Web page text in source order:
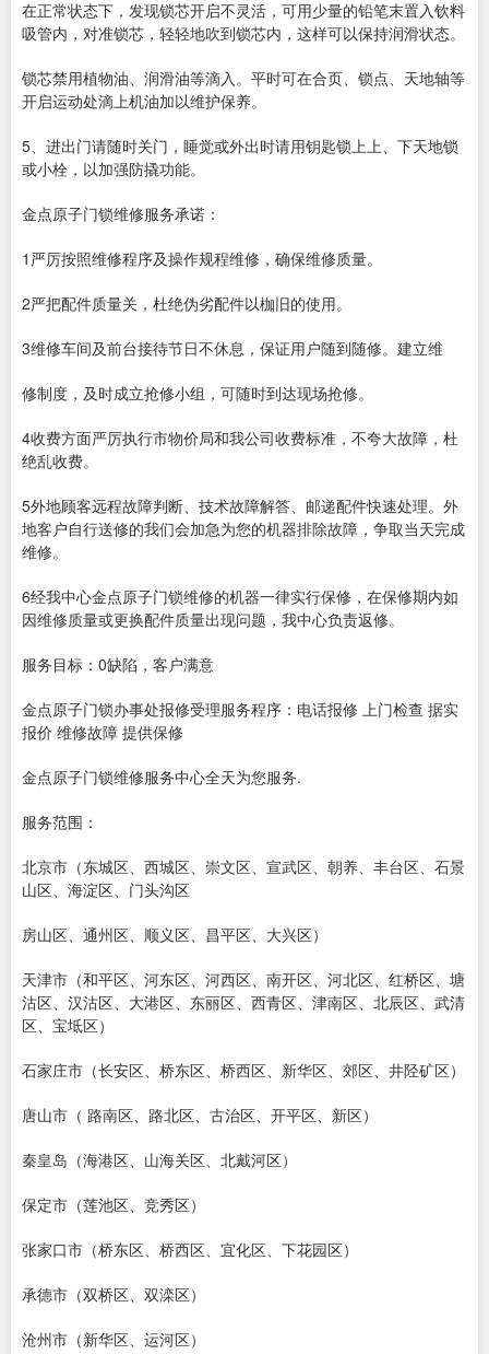
在正常状态下，发现锁芯开启不灵活，可用少量的铅笔末置入钦料
吸管内，对准锁芯，轻轻地吹到锁芯内，这样可以保持润滑状态。
锁芯禁用植物油、润滑油等滴入。平时可在合页、锁点、天地轴等
开启运动处滴上机油加以维护保养。
5、进出门请随时关门，睡觉或外出时请用钥匙锁上上、下天地锁
或小栓，以加强防撬功能。
金点原子门锁维修服务承诺：
1严厉按照维修程序及操作规程维修，确保维修质量。
2严把配件质量关，杜绝伪劣配件以枷旧的使用。
3维修车间及前台接待节日不休息，保证用户随到随修。建立维
修制度，及时成立抢修小组，可随时到达现场抢修。
4收费方面严厉执行市物价局和我公司收费标准，不夸大故障，杜
绝乱收费。
5外地顾客远程故障判断、技术故障解答、邮递配件快速处理。外
地客户自行送修的我们会加急为您的机器排除故障，争取当天完成
维修。
6经我中心金点原子门锁维修的机器一律实行保修，在保修期内如
因维修质量或更换配件质量出现问题，我中心负责返修。
服务目标：0缺陷，客户满意
金点原子门锁办事处报修受理服务程序：电话报修 上门检查 据实
报价 维修故障 提供保修
金点原子门锁维修服务中心全天为您服务.
服务范围：
北京市（东城区、西城区、崇文区、宣武区、朝养、丰台区、石景
山区、海淀区、门头沟区
房山区、通州区、顺义区、昌平区、大兴区）
天津市（和平区、河东区、河西区、南开区、河北区、红桥区、塘
沽区、汉沽区、大港区、东丽区、西青区、津南区、北辰区、武清
区、宝坻区）
石家庄市（长安区、桥东区、桥西区、新华区、郊区、井陉矿区）
唐山市（ 路南区、路北区、古治区、开平区、新区）
秦皇岛（海港区、山海关区、北戴河区）
保定市（莲池区、竞秀区）
张家口市（桥东区、桥西区、宜化区、下花园区）
承德市（双桥区、双滦区）
沧州市（新华区、运河区）